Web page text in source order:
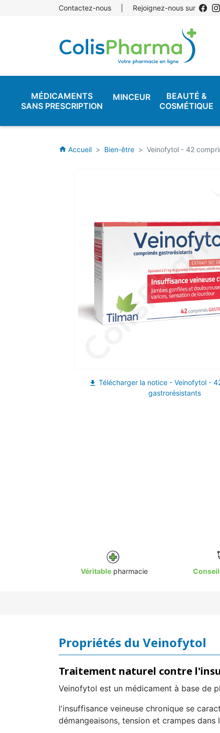
Contactez-nous Rejoignez-nous sur
MÉDICAMENTS
SANS PRESCRIPTION
MINCEUR
BEAUTÉ &
COSMÉTIQUE
home Accueil Bien-être Veinofytol - 42
file_download Télécharger la notice - Veinofytol -
gastrorésistants
Véritable pharmacie
Propriétés du Veinofytol
Traitement naturel contre
Veinofytol est un médicament à base de
l'insuffisance veineuse chronique se
démangeaisons, tension et crampes dans